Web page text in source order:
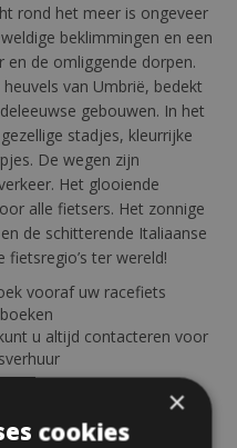
rond het meer is ongeveer
beklimmingen en een
de omliggende dorpen.
van Umbrië, bedekt
gebouwen. In het
stadjes, kleurrijke
De wegen zijn
Het glooiende
alle fietsers. Het zonnige
de schitterende Italiaanse
ter wereld!
vooraf uw racefiets
u altijd contacteren voor
e bike online voor
×
cookies